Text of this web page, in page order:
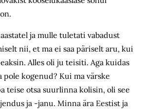
on.
aastatelja mulle tuletati vabadust
nii, et ma ei saa päriselt aru, kui
in. Alles oli ju teisiti.Aga kuidas
pole kogenud? Kui ma värske
teise otsa suurlinna kolisin, oli see
ja -janu. Minna ära Eestist ja